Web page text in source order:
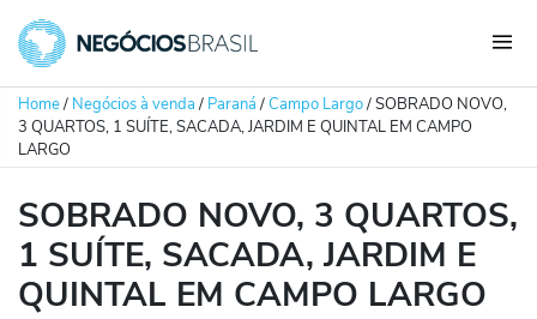
Home/ Negócios à venda/ Paraná/Campo Largo/SOBRADO NOVO,
3 QUARTOS, 1 SUÍTE, SACADA, JARDIM E QUINTAL EM CAMPO
LARGO
SOBRADO NOVO, 3 QUARTOS,
1 SUÍTE, SACADA, JARDIM E
QUINTAL EM CAMPO LARGO